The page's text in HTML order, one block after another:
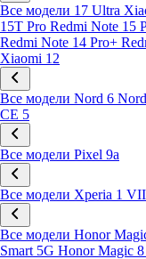
Все модели 17 Ultra
15T Pro Redmi Note 15
Redmi Note 14 Pro+
Xiaomi 12
Все модели Nord 6
CE 5
Все модели Pixel 9a
Все модели Xperia 1
Все модели Honor
Smart 5G Honor Magic